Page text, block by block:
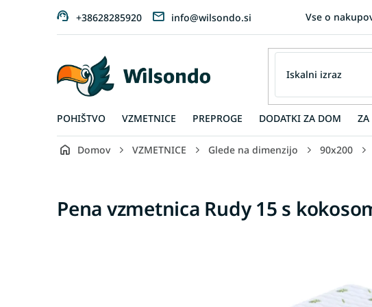
+38628285920 info@wilsondo.si Vse o
POHIŠTVO VZMETNICE PREPROGE DODATKI ZA DOM ZA
Domov VZMETNICE Glede na dimenzijo 90x200
Pena vzmetnica Rudy 15 s